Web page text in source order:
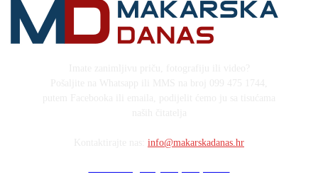
info@makarskadanas.hr